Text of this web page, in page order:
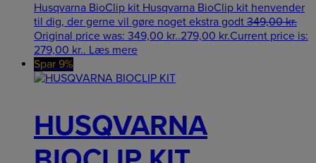
Husqvarna BioClip kit Husqvarna BioClip kit henvender
til dig, der gerne vil gøre noget ekstra godt 349,00kr.
Original price was: 349,00 kr..279,00 kr.Current price is:
279,00 kr.. Læs mere
Spar 9%
HUSQVARNA